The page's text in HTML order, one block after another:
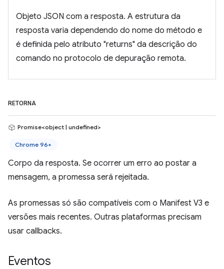
Objeto JSON com a resposta. A estrutura da
resposta varia dependendo do nome do método e
é definida pelo atributo "returns" da descrição do
comando no protocolo de depuração remota.
RETORNA
Promise<object | undefined>
Chrome 96+
Corpo da resposta. Se ocorrer um erro ao postar a
mensagem, a promessa será rejeitada.
As promessas só são compatíveis com o Manifest V3 e
versões mais recentes. Outras plataformas precisam
usar callbacks.
Eventos